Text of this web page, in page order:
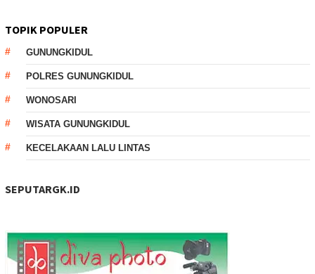
TOPIK POPULER
GUNUNGKIDUL
POLRES GUNUNGKIDUL
WONOSARI
WISATA GUNUNGKIDUL
KECELAKAAN LALU LINTAS
SEPUTARGK.ID